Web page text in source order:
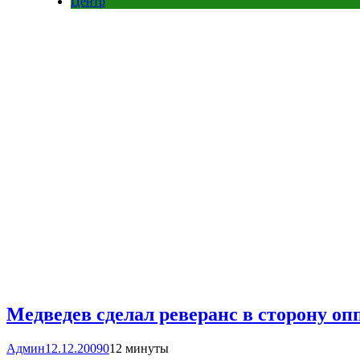
Медведев сделал реверанс в сторону
Админ12.12.2009012 минуты